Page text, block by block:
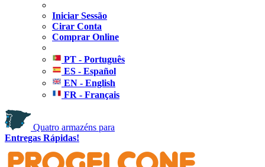
Iniciar Sessão
Cirar Conta
Comprar Online
PT - Português
ES - Español
EN - English
FR - Français
Quatro armazéns para
Entregas Rápidas!